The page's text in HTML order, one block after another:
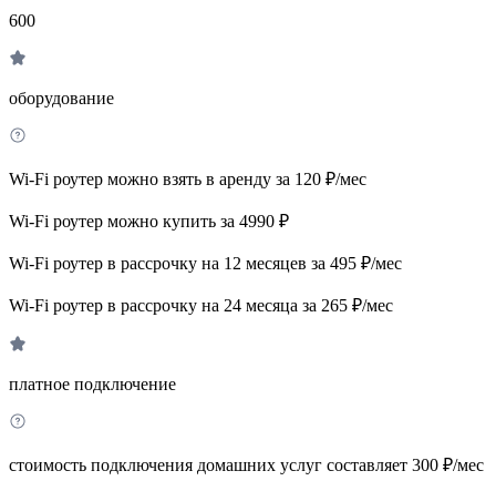
600
оборудование
Wi-Fi роутер можно взять в аренду за 120 ₽/мес
Wi-Fi роутер можно купить за 4990 ₽
Wi-Fi роутер в рассрочку на 12 месяцев за 495 ₽/мес
Wi-Fi роутер в рассрочку на 24 месяца за 265 ₽/мес
платное подключение
стоимость подключения домашних услуг составляет 300 ₽/мес